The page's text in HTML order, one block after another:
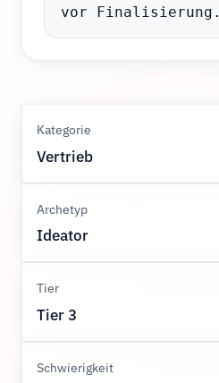
vor Finalisierung.
Kategorie
Vertrieb
Archetyp
Ideator
Tier
Tier 3
Schwierigkeit